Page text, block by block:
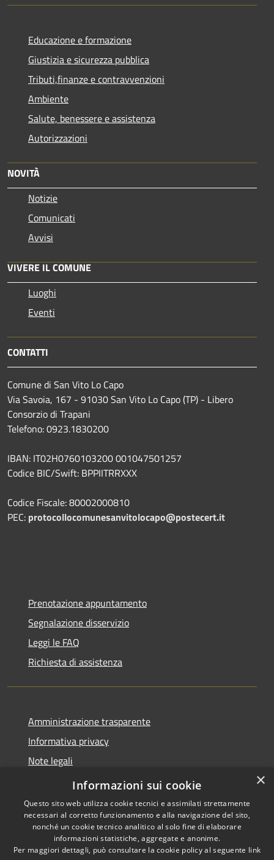
Educazione e formazione
Giustizia e sicurezza pubblica
Tributi,finanze e contravvenzioni
Ambiente
Salute, benessere e assistenza
Autorizzazioni
NOVITÀ
Notizie
Comunicati
Avvisi
VIVERE IL COMUNE
Luoghi
Eventi
CONTATTI
Comune di San Vito Lo Capo
Via Savoia, 167 - 91030 San Vito Lo Capo (TP) - Libero
Consorzio di Trapani
Telefono: 0923.1830200
IBAN: IT02H0760103200 001047501257
Codice BIC/Swift: BPPIITRRXXX
Codice Fiscale: 80002000810
PEC: protocollocomunesanvitolocapo@postecert.it
Prenotazione appuntamento
Segnalazione disservizio
Leggi le FAQ
Richiesta di assistenza
Amministrazione trasparente
Informativa privacy
Note legali
Dichiarazione di accessibilità
Accessibilità
Copyright © 2026 • Comune di
San Vito Lo Capo • Powered by
×
Informazioni sui cookie
Questo sito web utilizza cookie tecnici e assimilati strettamente
necessari al corretto funzionamento e alla navigazione del sito,
nonché un cookie tecnico analitico al solo fine di elaborare
informazioni statistiche, aggregate e anonime.
Per maggiori dettagli, può consultare la cookie policy al seguente link